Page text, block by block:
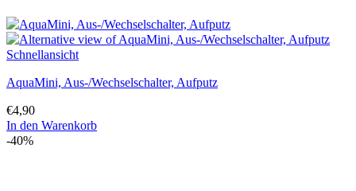
Schnellansicht
AquaMini, Aus-/Wechselschalter, Aufputz
€4,90
In den Warenkorb
-40%